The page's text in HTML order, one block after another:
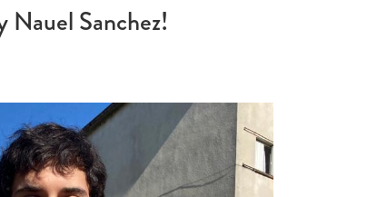
Nauel Sanchez!